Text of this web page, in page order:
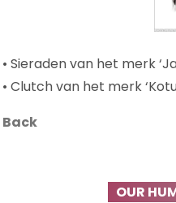
• Sieraden van het merk
• Clutch van het merk
Back
OUR